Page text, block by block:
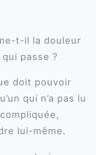
t-il la douleur
passe ?
doit pouvoir
qui n’a pas lu
lui-même.